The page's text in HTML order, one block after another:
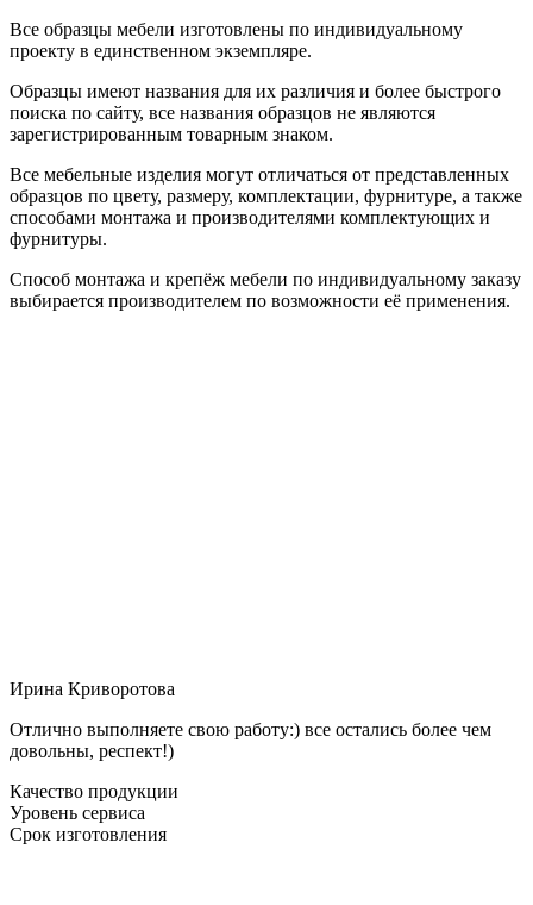
Все образцы мебели изготовлены по индивидуальному
проекту в единственном экземпляре.
Образцы имеют названия для их различия и более быстрого
поиска по сайту, все названия образцов не являются
зарегистрированным товарным знаком.
Все мебельные изделия могут отличаться от представленных
образцов по цвету, размеру, комплектации, фурнитуре, а также
способами монтажа и производителями комплектующих и
фурнитуры.
Способ монтажа и крепёж мебели по индивидуальному заказу
выбирается производителем по возможности её применения.
Ирина Криворотова
Отлично выполняете свою работу:) все остались более чем
довольны, респект!)
Качество продукции
Уровень сервиса
Срок изготовления